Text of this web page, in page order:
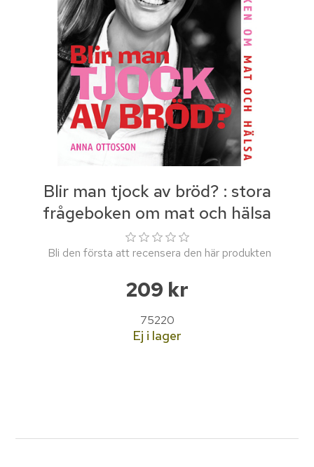
Blir man tjock av bröd? : stora
frågeboken om mat och hälsa
Bli den första att recensera den här produkten
209 kr
75220
Ej i lager